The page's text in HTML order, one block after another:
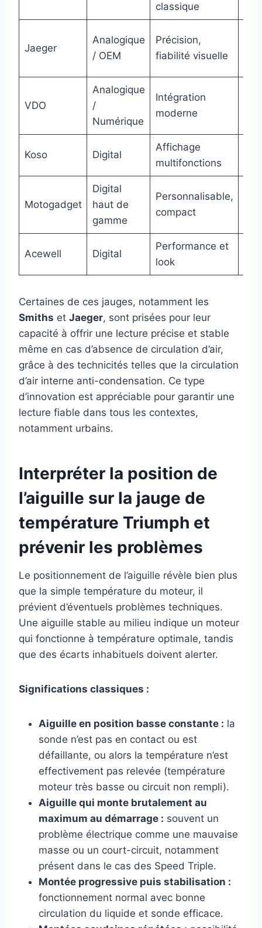
classique
Jaeger
Analogique
/ OEM
Précision,
fiabilité visuelle
VDO
Analogique
/
Numérique
Intégration
moderne
Koso Digital
Affichage
multifonctions
Motogadget
Digital
haut de
gamme
Personnalisable,
compact
Acewell Digital
Performance et
look
Certaines de ces jauges, notamment les
Smiths et Jaeger, sont prisées pour leur
capacité à offrir une lecture précise et stable
même en cas d’absence de circulation d’air,
grâce à des technicités telles que la circulation
d’air interne anti-condensation. Ce type
d’innovation est appréciable pour garantir une
lecture fiable dans tous les contextes,
notamment urbains.
Interpréter la position de
l’aiguille sur la jauge de
température Triumph et
prévenir les problèmes
Le positionnement de l’aiguille révèle bien plus
que la simple température du moteur, il
prévient d’éventuels problèmes techniques.
Une aiguille stable au milieu indique un moteur
qui fonctionne à température optimale, tandis
que des écarts inhabituels doivent alerter.
Significations classiques :
Aiguille en position basse constante : la
sonde n’est pas en contact ou est
défaillante, ou alors la température n’est
effectivement pas relevée (température
moteur très basse ou circuit non rempli).
Aiguille qui monte brutalement au
maximum au démarrage : souvent un
problème électrique comme une mauvaise
masse ou un court-circuit, notamment
présent dans le cas des Speed Triple.
Montée progressive puis stabilisation :
fonctionnement normal avec bonne
circulation du liquide et sonde efficace.